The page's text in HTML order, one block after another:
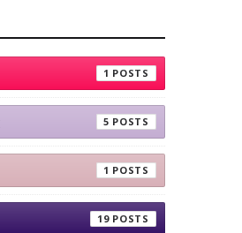
1
5
1
19